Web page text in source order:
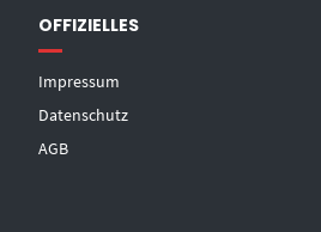
OFFIZIELLES
Impressum
Datenschutz
AGB